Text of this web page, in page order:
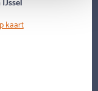
kaart